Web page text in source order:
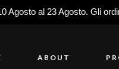
Agosto al 23 Agosto. Gli
ABOUT